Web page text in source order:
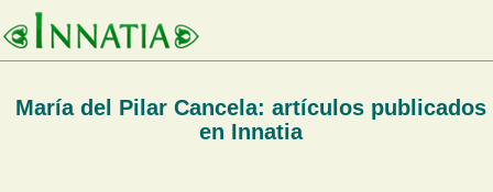
María del Pilar Cancela: artículos publicados
en Innatia